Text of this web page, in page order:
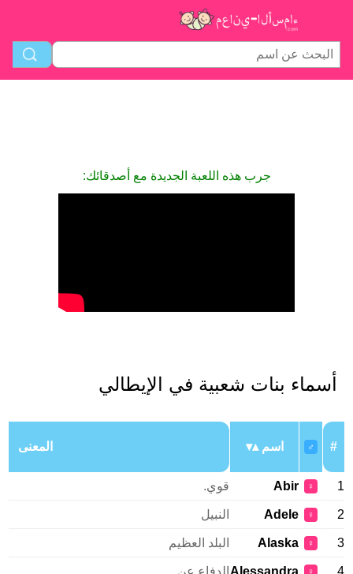
جرب هذه اللعبة الجديدة مع أصدقائك:
أسماء بنات شعبية في الإيطالي
#
♂ اسم المعنى
1
♀
Abir قوي.
2
♀
Adele النبيل
3
♀
Alaska البلد العظيم
4
♀
Alessandra الدفاع عن